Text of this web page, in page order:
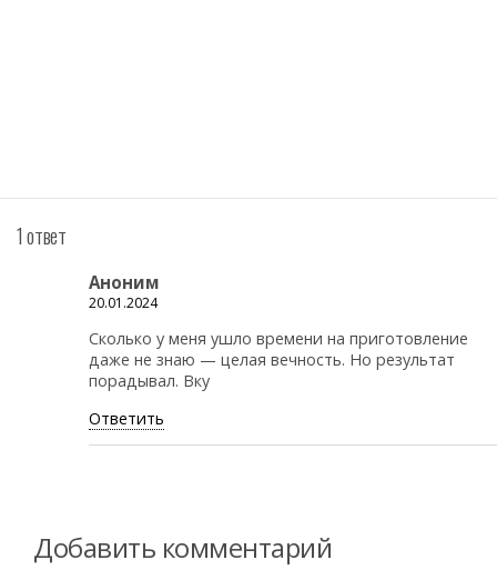
1 ответ
Аноним
20.01.2024
Сколько у меня ушло времени на приготовление
даже не знаю — целая вечность. Но результат
порадывал. Вку
Ответить
Добавить комментарий